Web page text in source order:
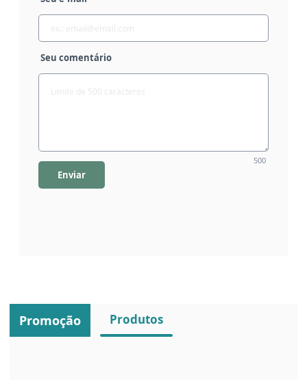
Seu comentário
500
Enviar
Promoção Produtos